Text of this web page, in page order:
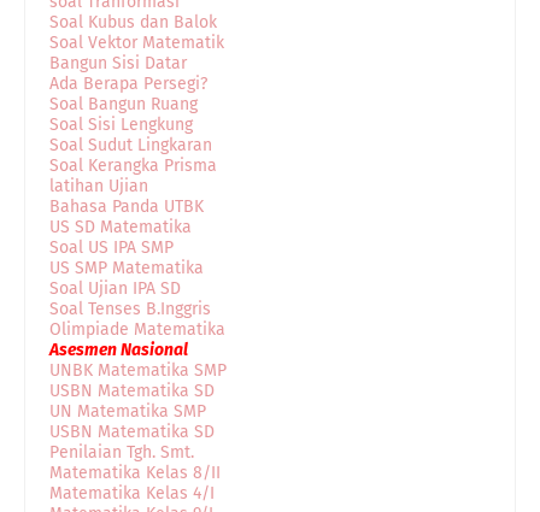
Soal Kubus dan Balok
Soal Vektor Matematik
Bangun Sisi Datar
Ada Berapa Persegi?
Soal Bangun Ruang
Soal Sisi Lengkung
Soal Sudut Lingkaran
Soal Kerangka Prisma
latihan Ujian
Bahasa Panda UTBK
US SD Matematika
Soal US IPA SMP
US SMP Matematika
Soal Ujian IPA SD
Soal Tenses B.Inggris
Olimpiade Matematika
Asesmen Nasional
UNBK Matematika SMP
USBN Matematika SD
UN Matematika SMP
USBN Matematika SD
Penilaian Tgh. Smt.
Matematika Kelas 8/II
Matematika Kelas 4/I